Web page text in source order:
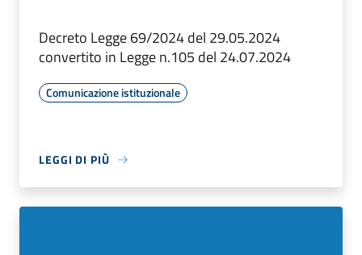
Decreto Legge 69/2024 del 29.05.2024
convertito in Legge n.105 del 24.07.2024
Comunicazione istituzionale
LEGGI DI PIÙ